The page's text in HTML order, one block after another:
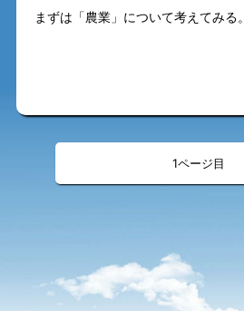
まずは「農業」について考えてみる。
1